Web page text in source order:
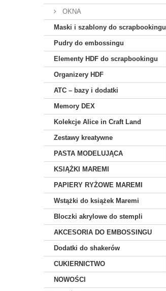
OKNA
Maski i szablony do scrapbookingu
Pudry do embossingu
Elementy HDF do scrapbookingu
Organizery HDF
ATC – bazy i dodatki
Memory DEX
Kolekcje Alice in Craft Land
Zestawy kreatywne
PASTA MODELUJĄCA
KSIĄŻKI MAREMI
PAPIERY RYŻOWE MAREMI
Wstążki do książek Maremi
Bloczki akrylowe do stempli
AKCESORIA DO EMBOSSINGU
Dodatki do shakerów
CUKIERNICTWO
NOWOŚCI